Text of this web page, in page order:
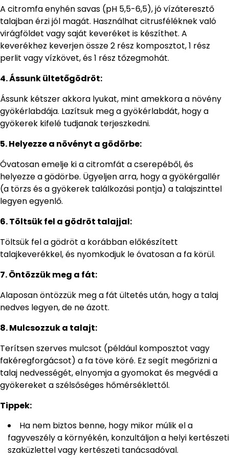
A citromfa enyhén savas (pH 5,5-6,5), jó vízáteresztő
talajban érzi jól magát. Használhat citrusféléknek való
virágföldet vagy saját keveréket is készíthet. A
keverékhez keverjen össze 2 rész komposztot, 1 rész
perlit vagy vízkövet, és 1 rész tőzegmohát.
4. Ássunk ültetőgödröt:
Ássunk kétszer akkora lyukat, mint amekkora a növény
gyökérlabdája. Lazítsuk meg a gyökérlabdát, hogy a
gyökerek kifelé tudjanak terjeszkedni.
5. Helyezze a növényt a gödörbe:
Óvatosan emelje ki a citromfát a cserepéből, és
helyezze a gödörbe. Ügyeljen arra, hogy a gyökérgallér
(a törzs és a gyökerek találkozási pontja) a talajszinttel
legyen egyenlő.
6. Töltsük fel a gödröt talajjal:
Töltsük fel a gödröt a korábban előkészített
talajkeverékkel, és nyomkodjuk le óvatosan a fa körül.
7. Öntözzük meg a fát:
Alaposan öntözzük meg a fát ültetés után, hogy a talaj
nedves legyen, de ne ázott.
8. Mulcsozzuk a talajt:
Terítsen szerves mulcsot (például komposztot vagy
fakéregforgácsot) a fa töve köré. Ez segít megőrizni a
talaj nedvességét, elnyomja a gyomokat és megvédi a
gyökereket a szélsőséges hőmérséklettől.
Tippek:
Ha nem biztos benne, hogy mikor múlik el a
fagyveszély a környékén, konzultáljon a helyi kertészeti
szaküzlettel vagy kertészeti tanácsadóval.